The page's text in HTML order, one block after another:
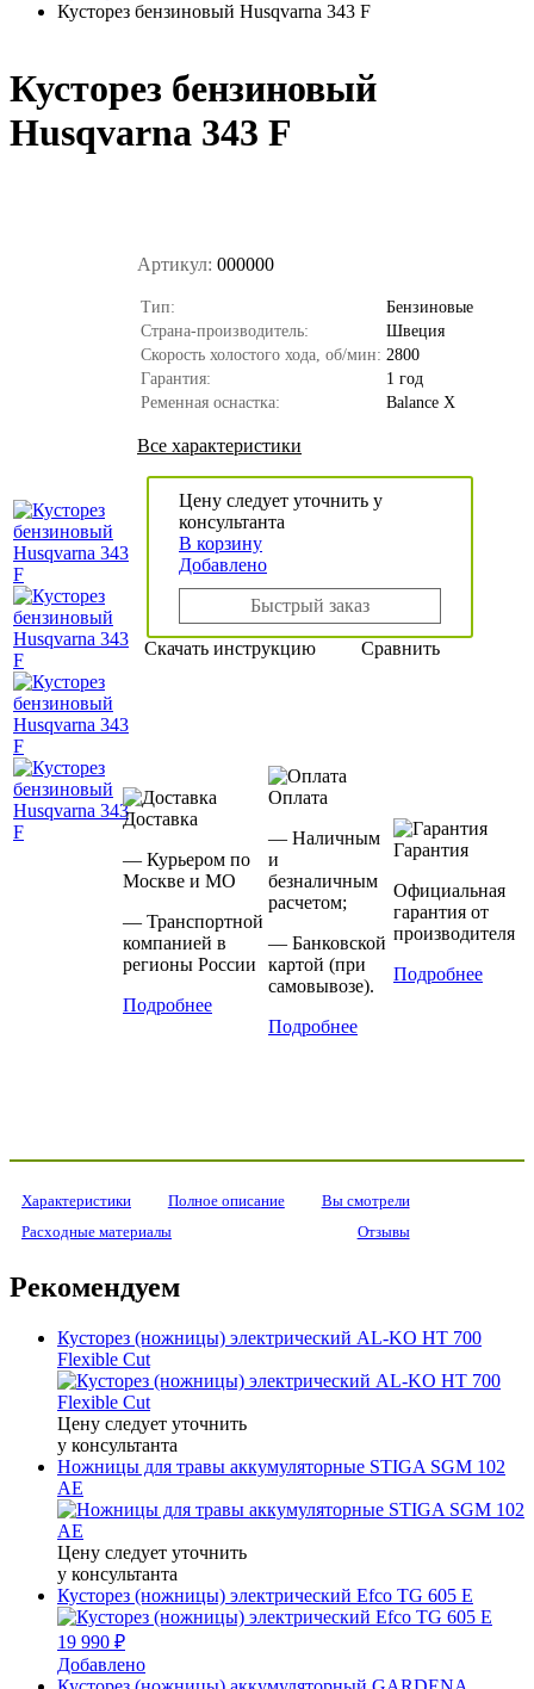
Кусторез бензиновый Husqvarna 343 F
Кусторез бензиновый
Husqvarna 343 F
Артикул: 000000
Тип:
Бензиновые
Страна-производитель:
Швеция
Скорость холостого хода, об/мин: 2800
Гарантия:
1 год
Ременная оснастка:
Balance X
Все характеристики
Цену следует уточнить у
консультанта
В корзину
Добавлено
Быстрый заказ
Скачать инструкцию Сравнить
Доставка
— Курьером по
Москве и МО
— Транспортной
компанией в
регионы России
Подробнее
Оплата
— Наличным
и
безналичным
расчетом;
— Банковской
картой (при
самовывозе).
Подробнее
Гарантия
Официальная
гарантия от
производителя
Подробнее
Характеристики Полное описание
Вы смотрели
Расходные материалы
Отзывы
Рекомендуем
Кусторез (ножницы) электрический AL-KO HT 700
Flexible Cut
Цену следует уточнить
у консультанта
Ножницы для травы аккумуляторные STIGA SGM 102
AE
Цену следует уточнить
у консультанта
Кусторез (ножницы) электрический Efco TG 605 E
19 990 ₽
Добавлено